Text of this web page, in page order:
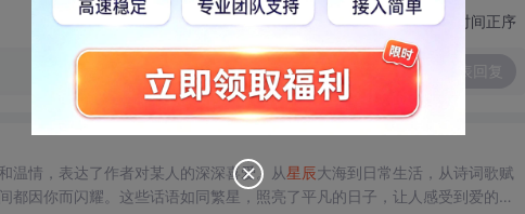
切换为时间正序
温情，表达了作者对某人的深深喜爱。从星辰大海到日常生活，从诗词歌赋
因你而闪耀。这些话语如同繁星，照亮了平凡的日子，让人感受到爱的力